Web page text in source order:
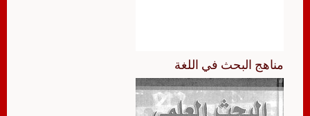
مناهج البحث في اللغة